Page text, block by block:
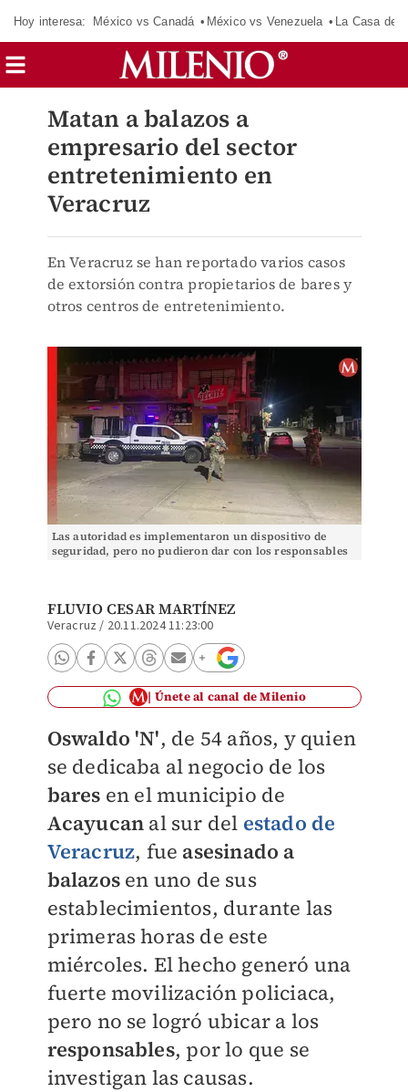
Hoy interesa: México vs Canadá México vs Venezuela La Casa de
Matan a balazos a
empresario del sector
entretenimiento en
Veracruz
En Veracruz se han reportado varios casos
de extorsión contra propietarios de bares y
otros centros de entretenimiento.
Las autoridad es implementaron un dispositivo de
seguridad, pero no pudieron dar con los responsables
FLUVIO CESAR MARTÍNEZ
Veracruz / 20.11.2024 11:23:00
Únete al canal de Milenio
Oswaldo 'N', de 54 años, y quien
se dedicaba al negocio de los
bares en el municipio de
Acayucan al sur del estado de
Veracruz, fue asesinado a
balazosen uno de sus
establecimientos, durante las
primeras horas de este
miércoles. El hecho generó una
fuerte movilización policiaca,
pero no se logró ubicar a los
responsables, por lo que se
investigan las causas.